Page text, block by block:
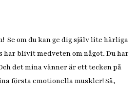
Se om du kan ge dig själv lite härliga
har blivit medveten om något. Du har
det mina vänner är ett tecken på
första emotionella muskler! Så,